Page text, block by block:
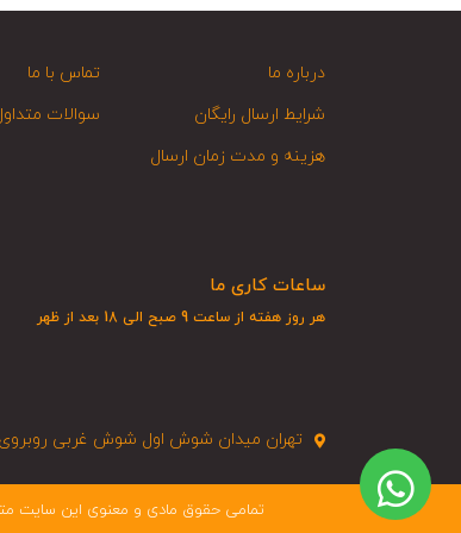
درباره ما تماس با ما
شرایط ارسال رایگان
سوالات
هزینه و مدت زمان ارسال
ساعات کاری ما
هر روز هفته از ساعت 9 صبح الی 18 بعد از ظهر
تهران میدان شوش اول شوش غربی روبروی
تمامی حقوق مادی و معنوی این سایت